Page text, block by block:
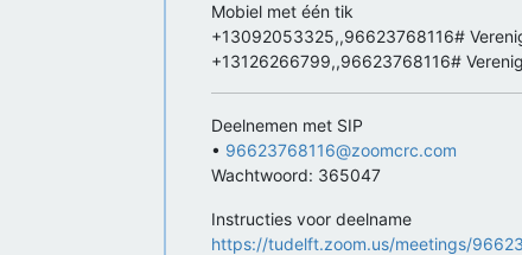
Mobiel met één tik
+13092053325,,96623768116#
+13126266799,,96623768116#
Deelnemen met SIP
• 96623768116@zoomcrc.com
Wachtwoord: 365047
Instructies voor deelname
https://tudelft.zoom.us/meetings/